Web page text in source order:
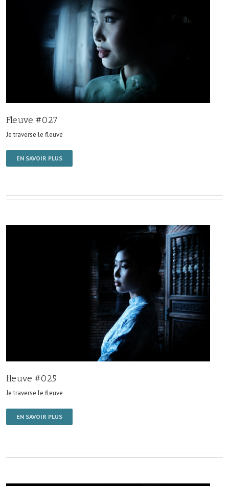
Fleuve #027
Je traverse le fleuve
EN SAVOIR PLUS
fleuve #025
Je traverse le fleuve
EN SAVOIR PLUS